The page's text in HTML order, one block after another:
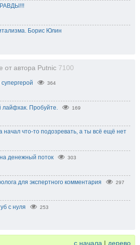
Борис Юлин
от автора Putnic 7100
364
лайфхак. Пробуйте. 169
начал что-то подозревать, а ты всё ещё нет
денежный поток 303
для экспертного комментария 297
с нуля 253
с начала | дерево